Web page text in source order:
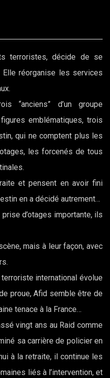
terroristes, décide de se
réorganise les services
“anciens” d’un groupe
emblématiques, trois
qui ne comptent plus les
les forcenés de tous
et pensent en avoir fini
en a décidé autrement…
d’otages importante, ils
mais à leur façon, avec
international évolue
proue, Afid semble être de
tenace à la France…
vingt ans au Raid comme
sa carrière de policier en
à la retraite, il continue les
liés à l’intervention, et